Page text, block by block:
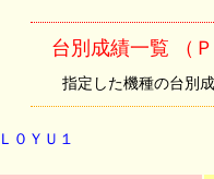
台別成績一覧 （
指定した機種の台別
０ＹＵ１